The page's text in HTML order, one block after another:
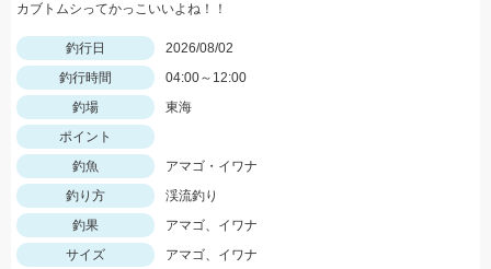
カブトムシってかっこいいよね！！
釣行日
2026/08/02
釣行時間
04:00～12:00
釣場
東海
ポイント
釣魚
アマゴ・イワナ
釣り方
渓流釣り
釣果
アマゴ、イワナ
サイズ
アマゴ、イワナ